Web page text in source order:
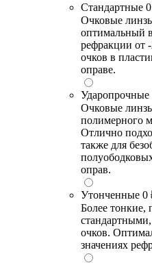
Стандартные
Очковые
оптимальный
рефракции от
очков в
оправе.
Ударопрочные
Очковые
полимерного
Отлично
также для
оправ.
Утонченные 0
Более тонкие,
очков.
значениях